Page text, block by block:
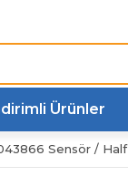
Ürünler
Sensör /